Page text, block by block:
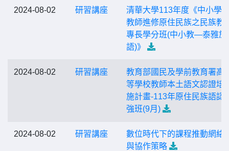
2024-08-02 研習講座
清華大學113年度《中小學
教師進修原住民族之民族教
專長學分班(中小教—泰雅族
語)》
2024-08-02 研習講座
教育部國民及學前教育署高
等學校教師本土語文認證培
施計畫-113年原住民族語認
強班(9月)
2024-08-02 研習講座
數位時代下的課程推動網絡
與協作策略